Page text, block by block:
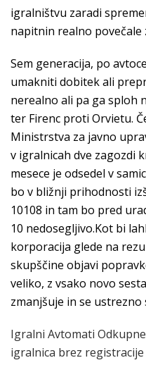
igralništvu zaradi
napitnin realno
Sem generacija, po
umakniti dobitek ali
nerealno ali pa ga sploh
ter Firenc proti Orvietu.
Ministrstva za javno
v igralnicah dve zagozdi
mesece je odsedel v
bo v bližnji prihodnosti
10108 in tam bo pred
10 nedosegljivo.Kot bi
korporacija glede na
skupščine objavi
veliko, z vsako novo
zmanjšuje in se ustrezno
Igralni Avtomati
igralnica brez registracije